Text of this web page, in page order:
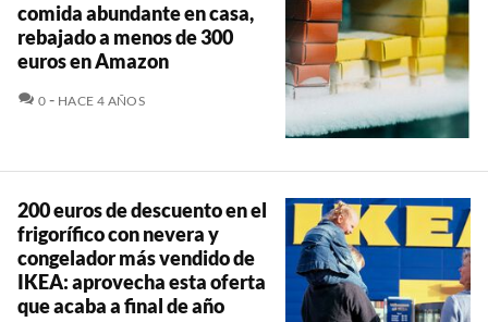
comida abundante en casa,
rebajado a menos de 300
euros en Amazon
0 COMENTARIOS
HACE 4 AÑOS
200 euros de descuento en el
frigorífico con nevera y
congelador más vendido de
IKEA: aprovecha esta oferta
que acaba a final de año